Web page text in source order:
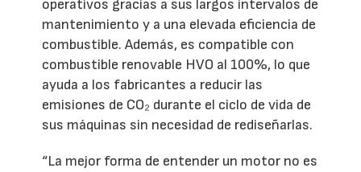
operativos gracias a sus largos intervalos de
mantenimiento y a una elevada eficiencia de
combustible. Además, es compatible con
combustible renovable HVO al 100%, lo que
ayuda a los fabricantes a reducir las
emisiones de CO₂ durante el ciclo de vida de
sus máquinas sin necesidad de rediseñarlas.
“La mejor forma de entender un motor no es